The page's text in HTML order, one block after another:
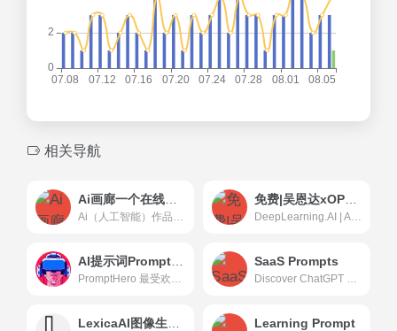
相关导航
SaaS Prompts
Learning Prompt